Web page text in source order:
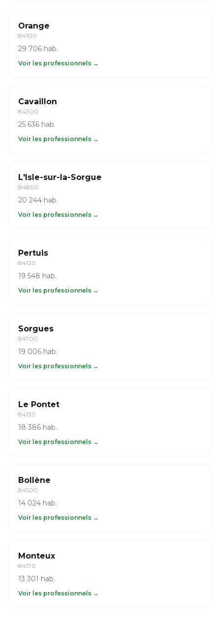
Orange
84100
29 706 hab.
Voir les professionnels →
Cavaillon
84300
25 636 hab.
Voir les professionnels →
L'Isle-sur-la-Sorgue
84800
20 244 hab.
Voir les professionnels →
Pertuis
84120
19 548 hab.
Voir les professionnels →
Sorgues
84700
19 006 hab.
Voir les professionnels →
Le Pontet
84130
18 386 hab.
Voir les professionnels →
Bollène
84500
14 024 hab.
Voir les professionnels →
Monteux
84170
13 301 hab.
Voir les professionnels →